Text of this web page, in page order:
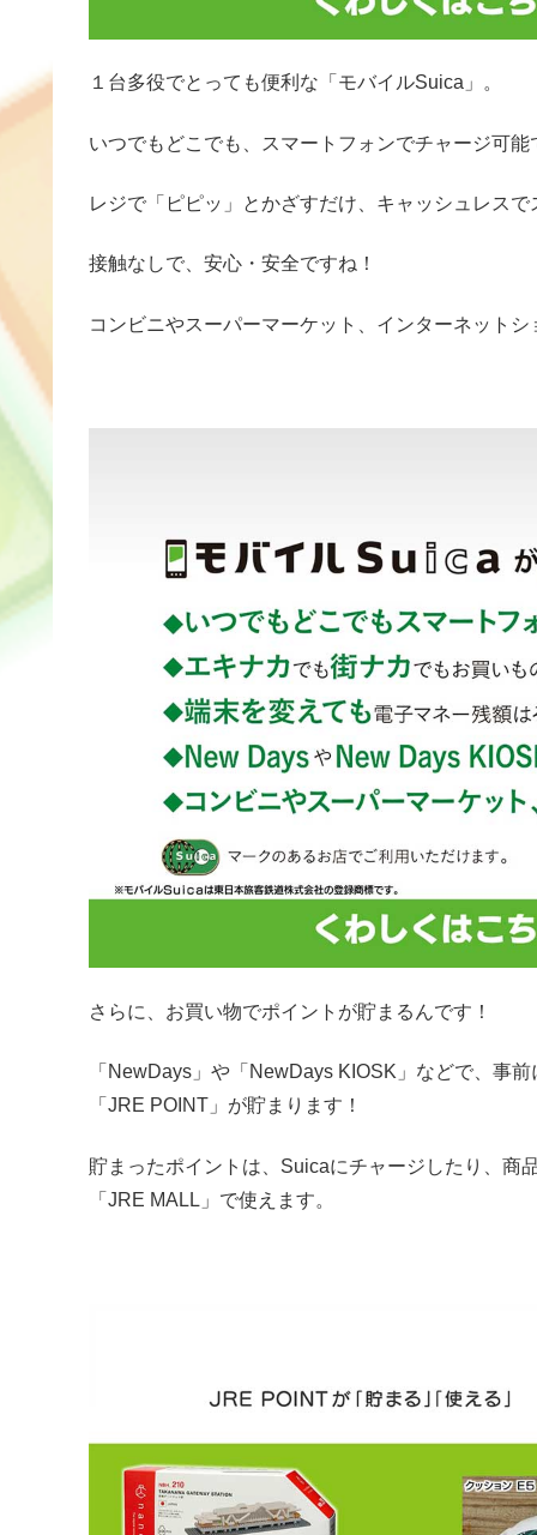
１台多役でとっても便利な「モバイルSuica」。
いつでもどこでも、スマートフォンでチャージ可能
レジで「ピピッ」とかざすだけ、キャッシュレス
接触なしで、安心・安全ですね！
コンビニやスーパーマーケット、インターネットシ
さらに、お買い物でポイントが貯まるんです！
「NewDays」や「NewDays KIOSK」などで、事
「JRE POINT」が貯まります！
貯まったポイントは、Suicaにチャージしたり、商
「JRE MALL」で使えます。